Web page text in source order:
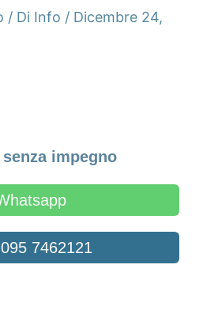
/ Di Info / Dicembre 24,
impegno
7462121